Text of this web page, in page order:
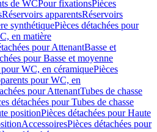
de WCPour fixationsPièces
Réservoirs apparentsRéservoirs
synthétiquePièces détachées pour
en matière
pour AttenantBasse et
pour Basse et moyenne
WC, en céramiquePièces
pour WC, en
pour AttenantTubes de chasse
détachées pour Tubes de chasse
positionPièces détachées pour Haute
AccessoiresPièces détachées pour